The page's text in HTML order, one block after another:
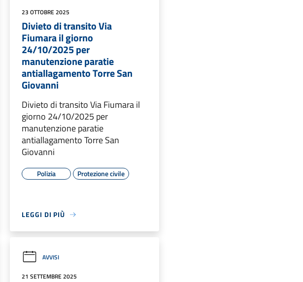
23 OTTOBRE 2025
Divieto di transito Via
Fiumara il giorno
24/10/2025 per
manutenzione paratie
antiallagamento Torre San
Giovanni
Divieto di transito Via Fiumara il
giorno 24/10/2025 per
manutenzione paratie
antiallagamento Torre San
Giovanni
Polizia Protezione civile
LEGGI DI PIÙ
AVVISI
21 SETTEMBRE 2025